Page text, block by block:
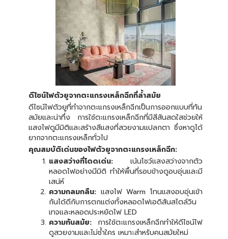
ดีไซน์ไฟตัวยูจากตะแกรงเหล็กฉีกที่ล้ำสมัย
ดีไซน์ไฟตัวยูที่ทำจากตะแกรงเหล็กฉีกเป็นการออกแบบที่ทัน
สมัยและน่าทึ่ง การใช้ตะแกรงเหล็กฉีกที่มีสีสันสดใสช่วยให้
แสงไฟดูมีมิติและสร้างสีแสงที่สวยงามแปลกตา ซึ่งหาดูได้
ยากจากตะแกรงเหล็กทั่วไป
คุณสมบัติเด่นของไฟตัวยูจากตะแกรงเหล็กฉีก:
แสงสว่างที่โดดเด่น: เน้นโชว์แสงสว่างจากตัว
หลอดไฟอย่างมีมิติ ทำให้พื้นที่รอบข้างดูอบอุ่นและมี
เสน่ห์
ความกลมกลืน: แสงไฟ Warm โทนแสงอบอุ่นเข้า
กันได้ดีกับการตกแต่งทั้งหลอดไฟเอดิสันสไตล์วิน
เทจและหลอดประหยัดไฟ LED
ความทันสมัย: การใช้ตะแกรงเหล็กฉีกทำให้ดีไซน์ไฟ
ดูสวยงามและไม่ซ้ำใคร เหมาะสำหรับคนสมัยใหม่